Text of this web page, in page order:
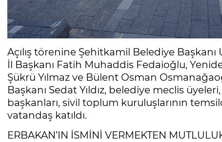
Açılış törenine Şehitkamil Belediye Başkanı
İl Başkanı Fatih Muhaddis Fedaioğlu,
Şükrü Yılmaz ve Bülent Osman
Başkanı Sedat Yıldız, belediye meclis
başkanları, sivil toplum kuruluşlarının
vatandaş katıldı.
ERBAKAN’IN İSMİNİ VERMEKTEN